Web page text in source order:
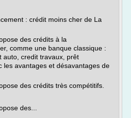
: crédit moins cher de La
des crédits à la
comme une banque classique :
auto, credit travaux, prêt
les avantages et désavantages de
des crédits très compétitifs.
des...